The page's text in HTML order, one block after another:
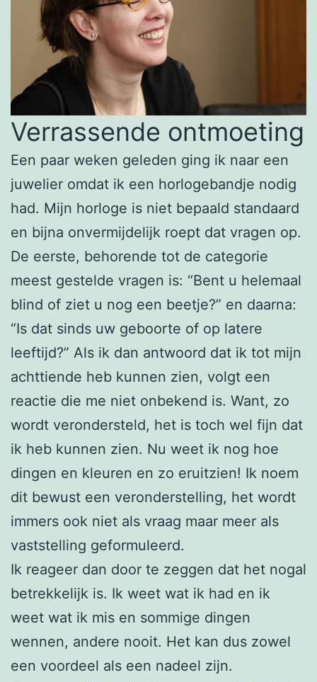
Verrassende ontmoeting
Een paar weken geleden ging ik naar een
juwelier omdat ik een horlogebandje nodig
had. Mijn horloge is niet bepaald standaard
en bijna onvermijdelijk roept dat vragen op.
De eerste, behorende tot de categorie
meest gestelde vragen is: “Bent u helemaal
blind of ziet u nog een beetje?” en daarna:
“Is dat sinds uw geboorte of op latere
leeftijd?” Als ik dan antwoord dat ik tot mijn
achttiende heb kunnen zien, volgt een
reactie die me niet onbekend is. Want, zo
wordt verondersteld, het is toch wel fijn dat
ik heb kunnen zien. Nu weet ik nog hoe
dingen en kleuren en zo eruitzien! Ik noem
dit bewust een veronderstelling, het wordt
immers ook niet als vraag maar meer als
vaststelling geformuleerd.
Ik reageer dan door te zeggen dat het nogal
betrekkelijk is. Ik weet wat ik had en ik
weet wat ik mis en sommige dingen
wennen, andere nooit. Het kan dus zowel
een voordeel als een nadeel zijn.